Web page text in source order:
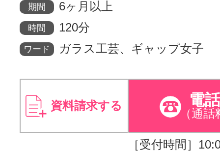
期間 6ヶ月以上
時間 120分
ワード ガラス工芸、ギャップ女子
資料請求する 電
（通話
［受付時間］